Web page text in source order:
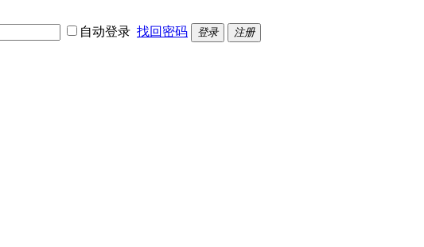
自动登录 找回密码 登录 注册